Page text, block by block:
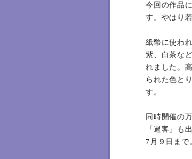
今回の作品
す。やはり
紙幣に使わ
紫、白茶な
れました。
られた色と
す。
同時開催の
「過客」も
7月９日まで